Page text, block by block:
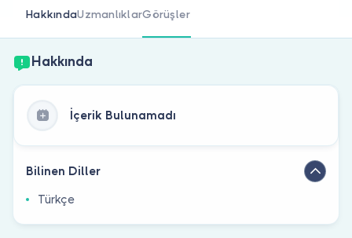
HakkındaUzmanlıklarGörüşler
Hakkında
İçerik Bulunamadı
Bilinen Diller
Türkçe